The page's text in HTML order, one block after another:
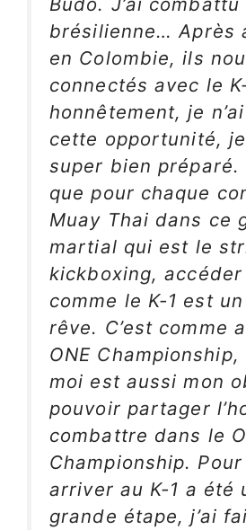
brésilienne… Après
en Colombie, ils
connectés avec le
honnêtement, je
cette opportunité,
super bien préparé.
que pour chaque
Muay Thai dans ce
martial qui est le
kickboxing,
comme le K-1 est un
rêve. C’est comme
ONE
moi est aussi mon
pouvoir partager
combattre dans le
Championship. Pour
arriver au K-1 a été
grande étape, j’ai